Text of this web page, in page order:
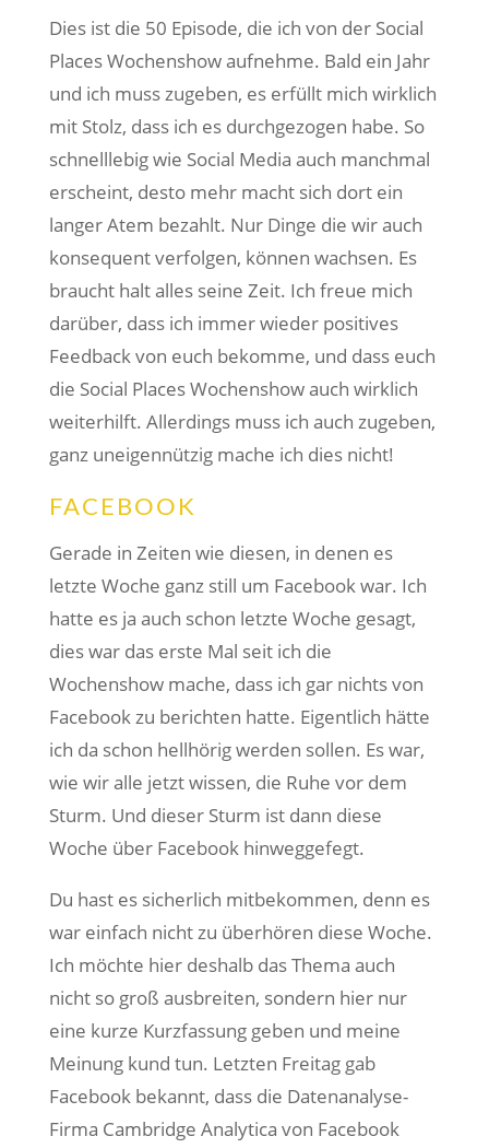
Dies ist die 50 Episode, die ich von der Social
Places Wochenshow aufnehme. Bald ein Jahr
und ich muss zugeben, es erfüllt mich wirklich
mit Stolz, dass ich es durchgezogen habe. So
schnelllebig wie Social Media auch manchmal
erscheint, desto mehr macht sich dort ein
langer Atem bezahlt. Nur Dinge die wir auch
konsequent verfolgen, können wachsen. Es
braucht halt alles seine Zeit. Ich freue mich
darüber, dass ich immer wieder positives
Feedback von euch bekomme, und dass euch
die Social Places Wochenshow auch wirklich
weiterhilft. Allerdings muss ich auch zugeben,
ganz uneigennützig mache ich dies nicht!
FACEBOOK
Gerade in Zeiten wie diesen, in denen es
letzte Woche ganz still um Facebook war. Ich
hatte es ja auch schon letzte Woche gesagt,
dies war das erste Mal seit ich die
Wochenshow mache, dass ich gar nichts von
Facebook zu berichten hatte. Eigentlich hätte
ich da schon hellhörig werden sollen. Es war,
wie wir alle jetzt wissen, die Ruhe vor dem
Sturm. Und dieser Sturm ist dann diese
Woche über Facebook hinweggefegt.
Du hast es sicherlich mitbekommen, denn es
war einfach nicht zu überhören diese Woche.
Ich möchte hier deshalb das Thema auch
nicht so groß ausbreiten, sondern hier nur
eine kurze Kurzfassung geben und meine
Meinung kund tun. Letzten Freitag gab
Facebook bekannt, dass die Datenanalyse-
Firma Cambridge Analytica von Facebook